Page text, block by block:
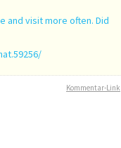
and visit more often. Did
Kommentar-Link